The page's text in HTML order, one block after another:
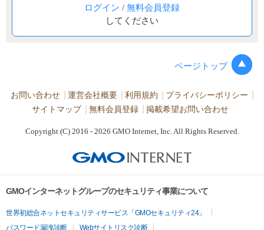
ログイン / 無料会員登録
してください
ページトップ
お問い合わせ 運営会社概要 利用規約
プライバシーポリシー
サイトマップ
無料会員登録 掲載希望お問い合わせ
Copyright (C) 2016 - 2026 GMO Internet, Inc. All Rights Reserved.
GMOインターネットグループのセキュリティ事業について
世界初総合ネットセキュリティサービス「GMOセキュリティ24」
パスワード漏洩診断
Webサイトリスク診断